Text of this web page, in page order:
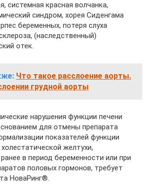
системная красная волчанка,
синдром, хорея Сиденгама
беременных, потеря слуха
(наследственный)
отек.
Что такое расслоение аорты.
грудной аорты
нарушения функции печени
для отмены препарата
показателей функции
желтухи,
в период беременности или при
половых гормонов, требует
НоваРинг®.